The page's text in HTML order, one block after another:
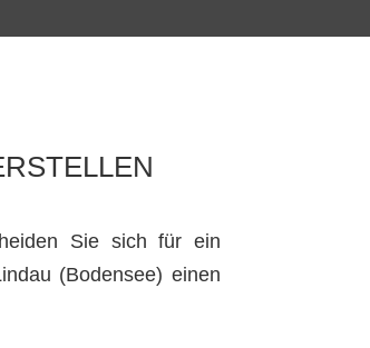
Sie sich für ein
(Bodensee) einen